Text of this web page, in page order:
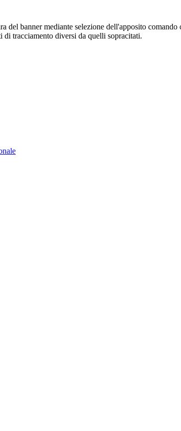
del banner mediante selezione dell'apposito
di tracciamento diversi da quelli sopracitati.